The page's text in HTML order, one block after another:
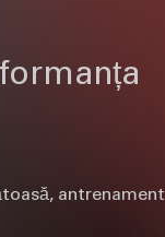
antrenament